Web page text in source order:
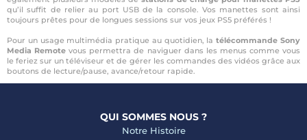
qu’il suffit de relier au port USB de la console. Vos manettes sont ainsi
toujours prêtes pour de longues sessions sur vos jeux PS5 préférés !
Pour un usage multimédia pratique au quotidien, latélécommande Sony
Media Remotevous permettra de naviguer dans les menus comme vous
le feriez sur un téléviseur et de gérer les commandes des vidéos grâce aux
boutons de lecture/pause, avance/retour rapide.
QUI SOMMES NOUS ?
Notre Histoire